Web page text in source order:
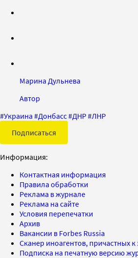
Марина Дульнева
Автор
#Украина #Донбасс#ДНР#ЛНР
Подписаться
Информация:
Контактная информация
Правила обработки
Реклама в журнале
Реклама на сайте
Условия перепечатки
Архив
Вакансии в Forbes Russia
Сканер иноагентов, причастных
Подписка на печатную версию